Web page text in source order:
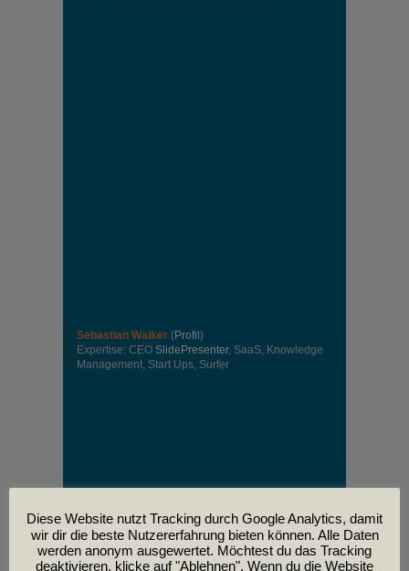
Sebastian Walker (Profil )
Expertise: CEO SlidePresenter, SaaS, Knowledge
Management, Start Ups, Surfer
Diese Website nutzt Tracking durch Google Analytics, damit
wir dir die beste Nutzererfahrung bieten können. Alle Daten
werden anonym ausgewertet. Möchtest du das Tracking
deaktivieren, klicke auf "Ablehnen". Wenn du die Website